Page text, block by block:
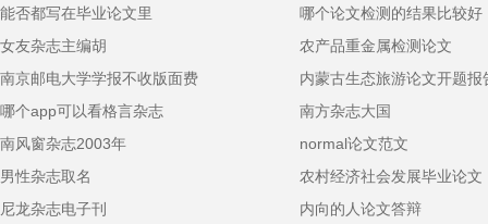
能否都写在毕业论文里
哪个论文检测的结果比较好
女友杂志主编胡
农产品重金属检测论文
南京邮电大学学报不收版面费
内蒙古生态旅游论文开题报
哪个app可以看格言杂志
南方杂志大国
南风窗杂志2003年
normal论文范文
男性杂志取名
农村经济社会发展毕业论文
尼龙杂志电子刊
内向的人论文答辩